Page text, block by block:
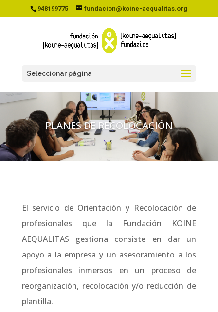
948199775 fundacion@koine-aequalitas.org
Seleccionar página
PLANES DE RECOLOCACIÓN
El servicio de Orientación y Recolocación de
profesionales que la Fundación KOINE
AEQUALITAS gestiona consiste en dar un
apoyo a la empresa y un asesoramiento a los
profesionales inmersos en un proceso de
reorganización, recolocación y/o reducción de
plantilla.